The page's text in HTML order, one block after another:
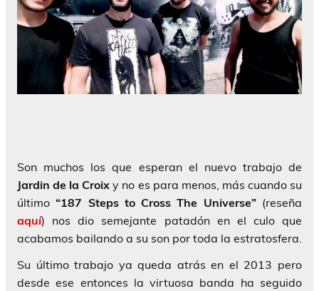
Son muchos los que esperan el nuevo trabajo de
Jardin de la Croix y no es para menos, más cuando su
último“187 Steps to Cross The Universe”(reseña
aquí) nos dio semejante patadón en el culo que
acabamos bailando a su son por toda la estratosfera.
Su último trabajo ya queda atrás en el 2013 pero
desde ese entonces la virtuosa banda ha seguido